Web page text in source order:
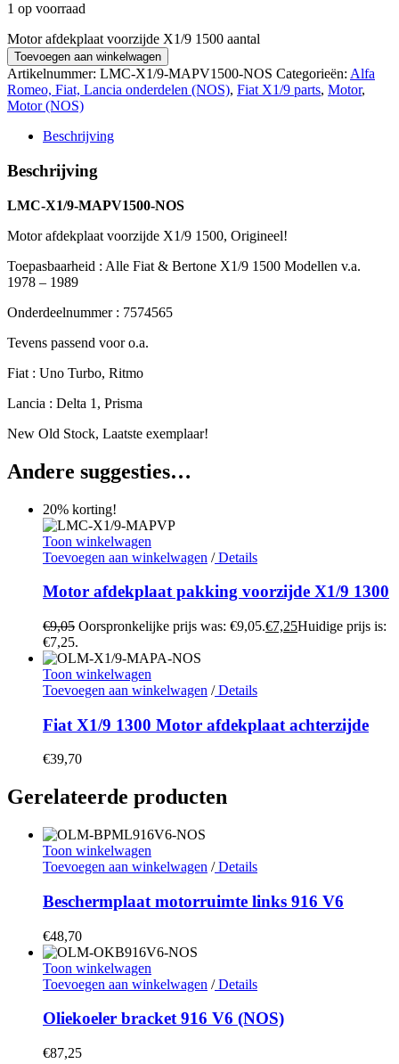
1 op voorraad
Motor afdekplaat voorzijde X1/9 1500 aantal
Toevoegen aan winkelwagen
Artikelnummer: LMC-X1/9-MAPV1500-NOS Categorieën: Alfa
Romeo, Fiat, Lancia onderdelen (NOS), Fiat X1/9 parts, Motor,
Motor (NOS)
Beschrijving
Beschrijving
LMC-X1/9-MAPV1500-NOS
Motor afdekplaat voorzijde X1/9 1500, Origineel!
Toepasbaarheid : Alle Fiat & Bertone X1/9 1500 Modellen v.a.
1978 – 1989
Onderdeelnummer : 7574565
Tevens passend voor o.a.
Fiat : Uno Turbo, Ritmo
Lancia : Delta 1, Prisma
New Old Stock, Laatste exemplaar!
Andere suggesties…
20% korting!
Toon winkelwagen
Toevoegen aan winkelwagen /Details
Motor afdekplaat pakking voorzijde X1/9 1300
€9,05 Oorspronkelijke prijs was: €9,05.€7,25Huidige prijs is:
€7,25.
Toon winkelwagen
Toevoegen aan winkelwagen /Details
Fiat X1/9 1300 Motor afdekplaat achterzijde
€39,70
Gerelateerde producten
Toon winkelwagen
Toevoegen aan winkelwagen /Details
Beschermplaat motorruimte links 916 V6
€48,70
Toon winkelwagen
Toevoegen aan winkelwagen /Details
Oliekoeler bracket 916 V6 (NOS)
€87,25